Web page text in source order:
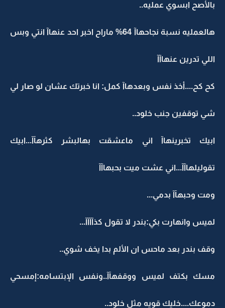
بالأصح ابسوي عمليه..
هالعمليه نسبة نجاحهاآ 64% ماراح اخبر احد عنهاآ انتي وبس
اللي تدرين عنهاآآ
كح كح....أخذ نفس وبعدهاآ كمل: انا خبرتك عشان لو صار لي
شي توقفين جنب خلود..
ابيك تخبرينهاآ اني ماعشقت بهالبشر كثرهآآ...ابيك
تقوليلهاآآ...اني عشت ميت بحبهاآآ
ومت وحبهآآ بدمي...
لميس وانهارت بكي:بندر لا تقول كذآآآآ...
وقف بندر بعد ماحس ان الألم بدا يخف شوي..
مسك بكتف لميس ووقفهآآ..ونفس الإبتسامه:إمسحي
دموعك....خليك قويه مثل خلود..